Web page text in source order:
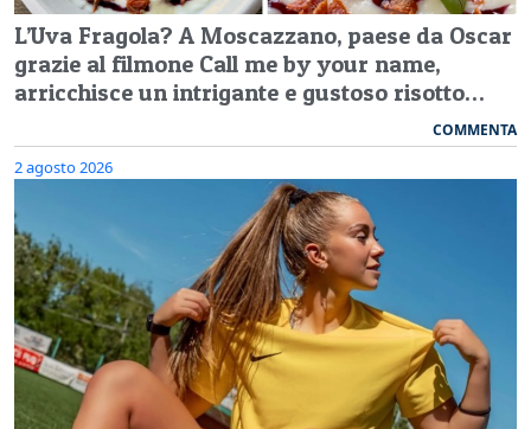
L’Uva Fragola? A Moscazzano, paese da Oscar
grazie al filmone Call me by your name,
arricchisce un intrigante e gustoso risotto…
COMMENTA
2 agosto 2026